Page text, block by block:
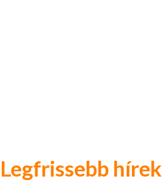
Legfrissebb hírek